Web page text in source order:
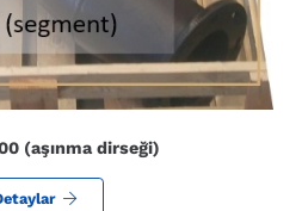
(aşınma dirseği)